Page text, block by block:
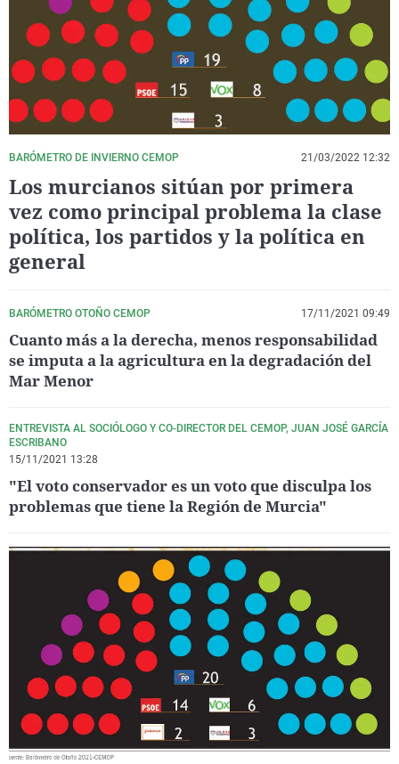
La rosa de los vientos
Gente viajera
Como el perro y el
Caso
Retornados
Equipo de
Operación Viuda
Extremadura
Galicia
La Rioja
Navarra
País Vasco
Virales
Televisión
Elecciones
BARÓMETRO DE INVIERNO CEMOP 21/03/2022 12:32
Los murcianos sitúan por primera
vez como principal problema la clase
política, los partidos y la política en
general
BARÓMETRO OTOÑO CEMOP 17/11/2021 09:49
Cuanto más a la derecha, menos responsabilidad
se imputa a la agricultura en la degradación del
Mar Menor
ENTREVISTA AL SOCIÓLOGO Y CO-DIRECTOR DEL CEMOP, JUAN JOSÉ GARCÍA
ESCRIBANO
15/11/2021 13:28
"El voto conservador es un voto que disculpa los
problemas que tiene la Región de Murcia"